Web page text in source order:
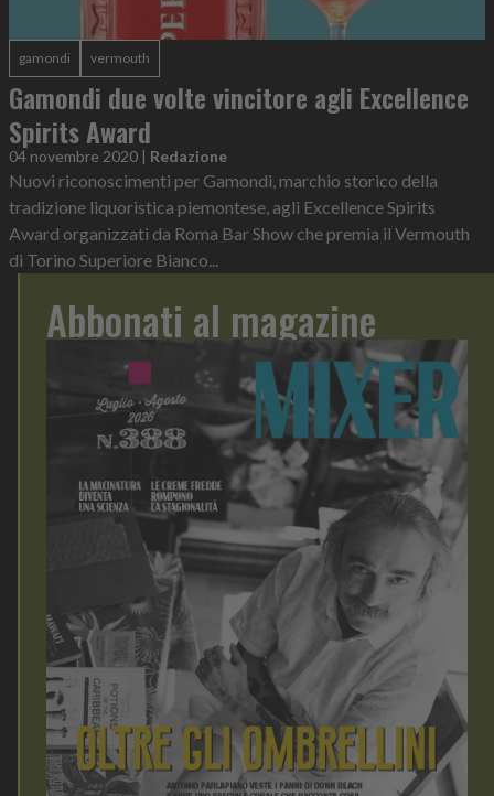
gamondi vermouth
Gamondi due volte vincitore agli Excellence
Spirits Award
04 novembre 2020 | Redazione
Nuovi riconoscimenti per Gamondi, marchio storico della
tradizione liquoristica piemontese, agli Excellence Spirits
Award organizzati da Roma Bar Show che premia il Vermouth
di Torino Superiore Bianco...
Abbonati al magazine